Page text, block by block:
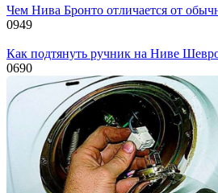
Чем Нива Бронто отличается от
0949
Как подтянуть ручник на Ниве
0690